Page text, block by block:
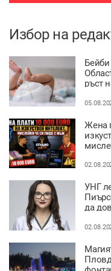
Избор на
ръст
Жена
УНГ
да